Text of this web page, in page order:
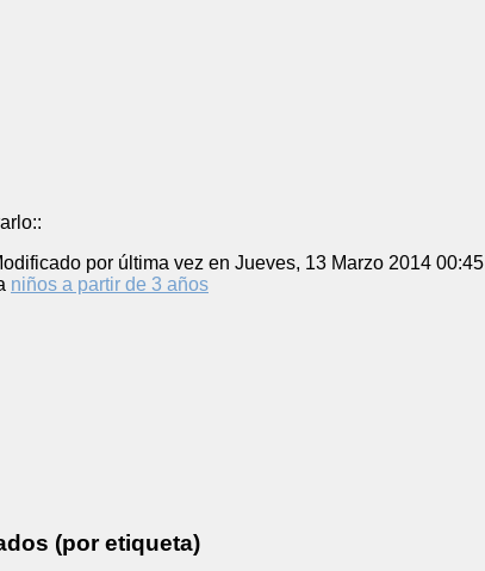
por última vez en Jueves, 13 Marzo 2014 00:45
niños a partir de 3 años
(por etiqueta)